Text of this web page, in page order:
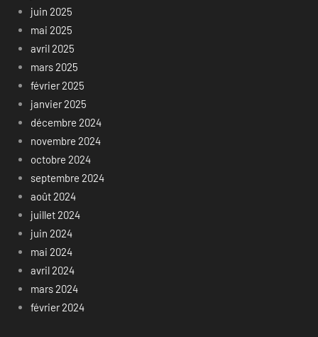
juin 2025
mai 2025
avril 2025
mars 2025
février 2025
janvier 2025
décembre 2024
novembre 2024
octobre 2024
septembre 2024
août 2024
juillet 2024
juin 2024
mai 2024
avril 2024
mars 2024
février 2024